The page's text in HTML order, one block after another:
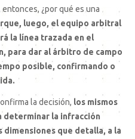
¿por qué es una
luego, el equipo arbitral
la línea trazada en el
para dar al árbitro de campo
posible, confirmando o
la decisión, los mismos
determinar la infracción
dimensiones que detalla, a la